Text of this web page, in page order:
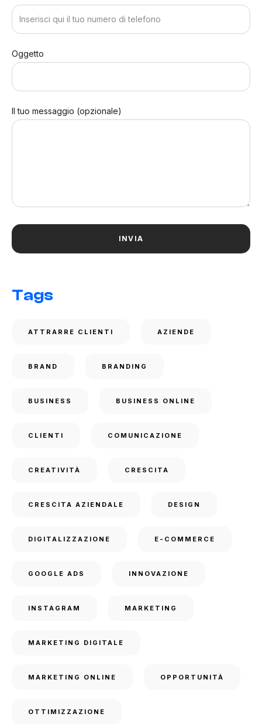
Oggetto
Il tuo messaggio (opzionale)
Tags
ATTRARRE CLIENTI AZIENDE
BRAND BRANDING
BUSINESS BUSINESS ONLINE
CLIENTI COMUNICAZIONE
CREATIVITÀ CRESCITA
CRESCITA AZIENDALE DESIGN
DIGITALIZZAZIONE E-COMMERCE
GOOGLE ADS INNOVAZIONE
INSTAGRAM MARKETING
MARKETING DIGITALE
MARKETING ONLINE OPPORTUNITÀ
OTTIMIZZAZIONE